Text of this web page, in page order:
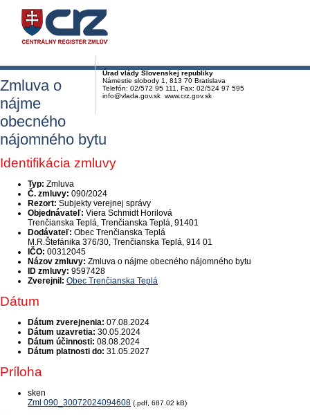
Úrad vlády Slovenskej republiky
Námestie slobody 1, 813 70 Bratislava
Telefón: 02/572 95 111, Fax: 02/524 97 595
info@vlada.gov.sk www.crz.gov.sk
Zmluva o
nájme
obecného
nájomného bytu
Identifikácia zmluvy
Typ: Zmluva
Č. zmluvy: 090/2024
Rezort: Subjekty verejnej správy
Objednávateľ: Viera Schmidt Horilová
Trenčianska Teplá, Trenčianska Teplá, 91401
Dodávateľ: Obec Trenčianska Teplá
M.R.Štefánika 376/30, Trenčianska Teplá, 914 01
IČO: 00312045
Názov zmluvy: Zmluva o nájme obecného nájomného bytu
ID zmluvy: 9597428
Zverejnil: Obec Trenčianska Teplá
Dátum
Dátum zverejnenia: 07.08.2024
Dátum uzavretia: 30.05.2024
Dátum účinnosti: 08.08.2024
Dátum platnosti do: 31.05.2027
Príloha
sken
Zml 090_30072024094608 (.pdf, 687.02 kB)